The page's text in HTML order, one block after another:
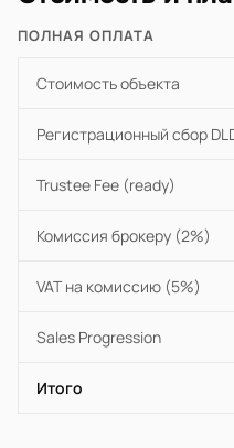
ПОЛНАЯ ОПЛАТА
Стоимость объекта
Регистрационный сбор
Trustee Fee (ready)
Комиссия брокеру (2%)
VAT на комиссию (5%)
Sales Progression
Итого